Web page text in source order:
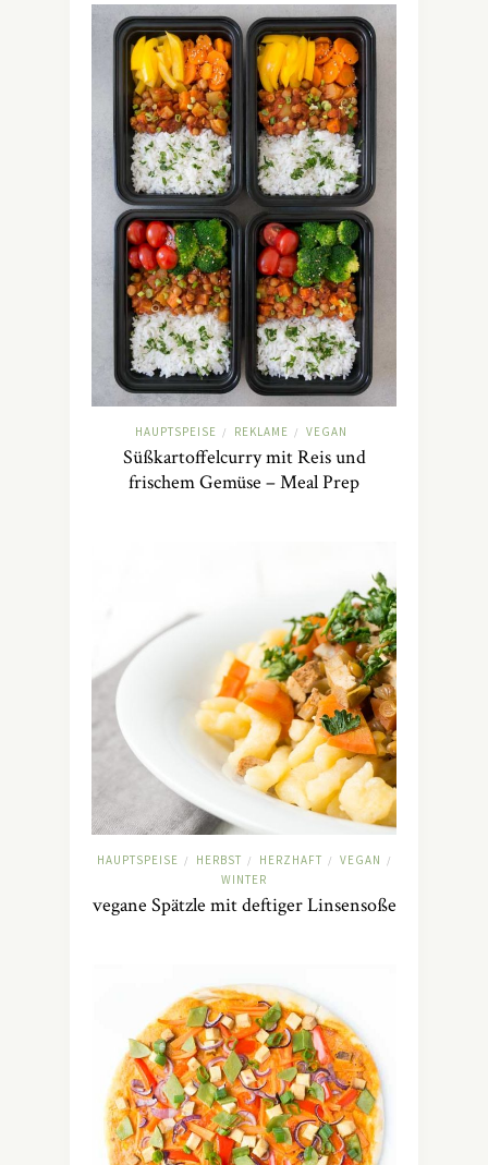
HAUPTSPEISE / REKLAME / VEGAN
Süßkartoffelcurry mit Reis und
frischem Gemüse – Meal Prep
HAUPTSPEISE / HERBST / HERZHAFT / VEGAN /
WINTER
vegane Spätzle mit deftiger Linsensoße